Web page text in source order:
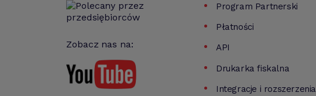
Zobacz nas na:
Program Partnerski
Płatności
API
Drukarka fiskalna
Integracje i rozszerzenia